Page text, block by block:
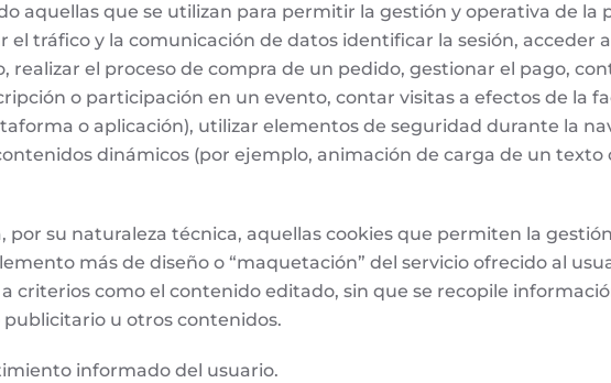
aquellas que se utilizan para permitir la gestión y operativa de la
el tráfico y la comunicación de datos identificar la sesión, acceder
realizar el proceso de compra de un pedido, gestionar el pago,
o participación en un evento, contar visitas a efectos de la
o aplicación), utilizar elementos de seguridad durante la
dinámicos (por ejemplo, animación de carga de un
su naturaleza técnica, aquellas cookies que permiten la
más de diseño o “maquetación” del servicio ofrecido al
criterios como el contenido editado, sin que se recopile
u otros contenidos.
informado del usuario.